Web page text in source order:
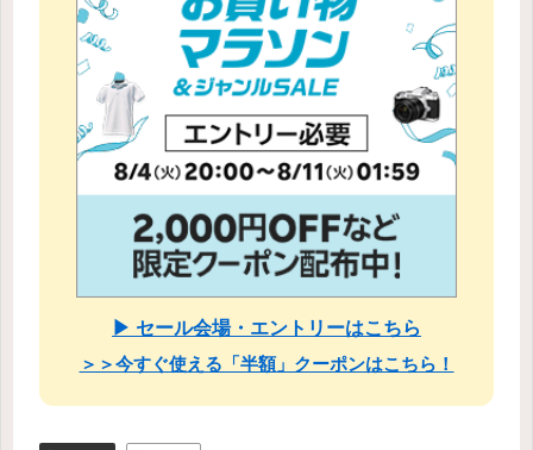
▶ セール会場・エントリーはこちら
＞＞今すぐ使える「半額」クーポンはこちら！